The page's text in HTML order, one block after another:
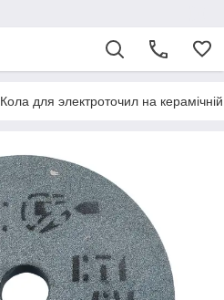
Кола для электроточил на керамічній